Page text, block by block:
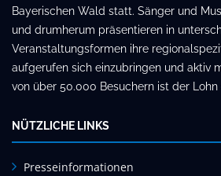
Bayerischen Wald statt. Sänger und
und drumherum präsentieren in
Veranstaltungsformen ihre
aufgerufen sich einzubringen und aktiv
von über 50.000 Besuchern ist der Lohn
NÜTZLICHE LINKS
Presseinformationen